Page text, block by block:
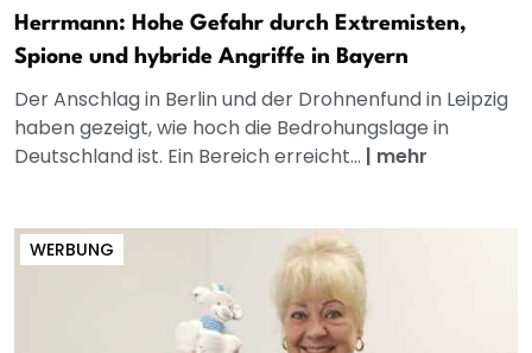
Herrmann: Hohe Gefahr durch Extremisten,
Spione und hybride Angriffe in Bayern
Der Anschlag in Berlin und der Drohnenfund in Leipzig
haben gezeigt, wie hoch die Bedrohungslage in
Deutschland ist. Ein Bereich erreicht... | mehr
WERBUNG